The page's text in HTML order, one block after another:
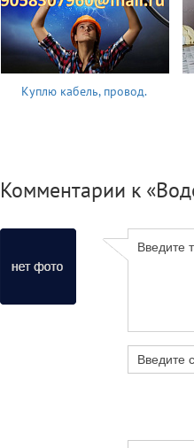
Куплю кабель, провод.
Комментарии к